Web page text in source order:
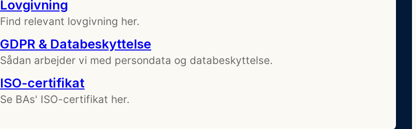
Lovgivning
Find relevant lovgivning her.
GDPR & Databeskyttelse
Sådan arbejder vi med persondata og databeskyttelse.
ISO-certifikat
Se BAs' ISO-certifikat her.